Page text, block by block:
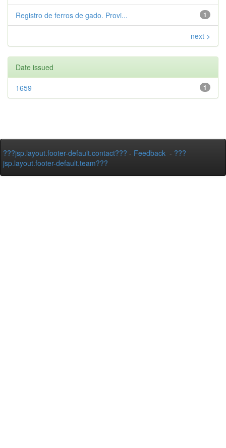
1
Registro de ferros de gado. Provi...
next >
Date issued
1
1659
???jsp.layout.footer-default.contact??? - Feedback - ???
jsp.layout.footer-default.team???